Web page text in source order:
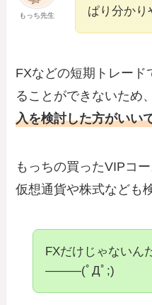
もっち先生
ぱり分かり
FXなどの短期トレード
ることができないため
入を検討した方がいい
もっちの買ったVIPコ
仮想通貨や株式なども
FXだけじゃないん
―――(ﾟДﾟ;)